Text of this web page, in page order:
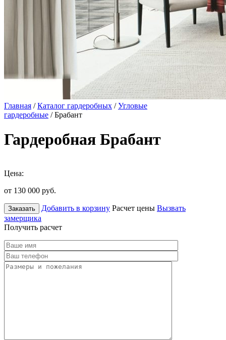
Главная /Каталог гардеробных /Угловые
гардеробные / Брабант
Гардеробная Брабант
Цена:
от 130 000 руб.
Заказать Добавить в корзину Расчет цены Вызвать
замерщика
Получить расчет